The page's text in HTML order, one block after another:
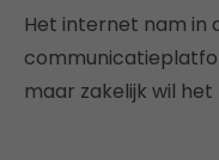
Het internet nam in
maar zakelijk wil